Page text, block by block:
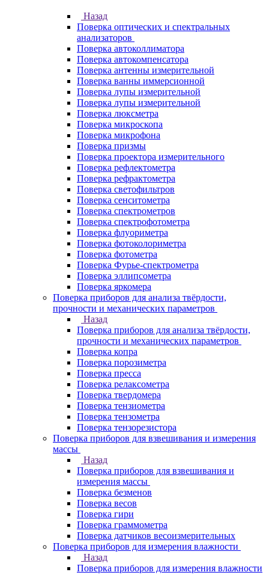
Назад
Поверка оптических и спектральных
анализаторов
Поверка автоколлиматора
Поверка автокомпенсатора
Поверка антенны измерительной
Поверка ванны иммерсионной
Поверка лупы измерительной
Поверка лупы измерительной
Поверка люксметра
Поверка микроскопа
Поверка микрофона
Поверка призмы
Поверка проектора измерительного
Поверка рефлектометра
Поверка рефрактометра
Поверка светофильтров
Поверка сенситометра
Поверка спектрометров
Поверка спектрофотометра
Поверка флуориметра
Поверка фотоколориметра
Поверка фотометра
Поверка Фурье-спектрометра
Поверка эллипсометра
Поверка яркомера
Поверка приборов для анализа твёрдости,
прочности и механических параметров
Назад
Поверка приборов для анализа твёрдости,
прочности и механических параметров
Поверка копра
Поверка порозиметра
Поверка пресса
Поверка релаксометра
Поверка твердомера
Поверка тензиометра
Поверка тензометра
Поверка тензорезистора
Поверка приборов для взвешивания и измерения
массы
Назад
Поверка приборов для взвешивания и
измерения массы
Поверка безменов
Поверка весов
Поверка гири
Поверка граммометра
Поверка датчиков весоизмерительных
Поверка приборов для измерения влажности
Назад
Поверка приборов для измерения влажности